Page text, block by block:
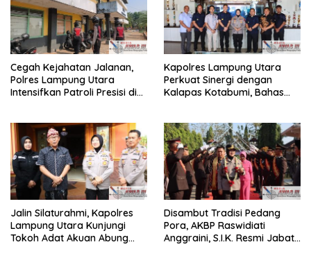
Cegah Kejahatan Jalanan,
Polres Lampung Utara
Intensifkan Patroli Presisi di
Kapolres Lampung Utara
Perkuat Sinergi dengan
Kalapas Kotabumi, Bahas
Jalin Silaturahmi, Kapolres
Lampung Utara Kunjungi
Tokoh Adat Akuan Abung
Disambut Tradisi Pedang
Pora, AKBP Raswidiati
Anggraini, S.I.K. Resmi Jabat